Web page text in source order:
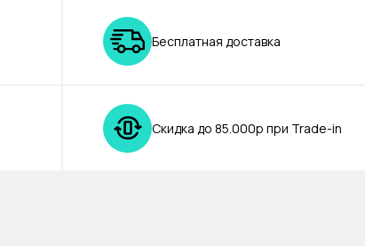
Бесплатная доставка
Скидка до 85.000р при Trade-in